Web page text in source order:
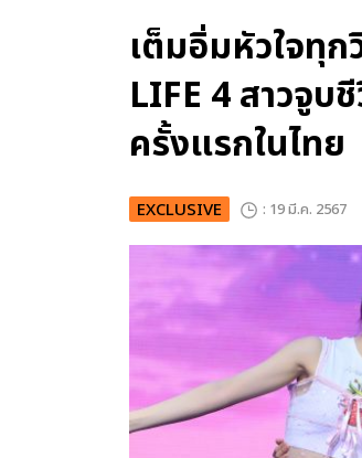
เต็มอิ่มหัวใจทุก
LIFE 4 สาวจูบ
ครั้งแรกในไทย
EXCLUSIVE : 19 มี.ค. 2567